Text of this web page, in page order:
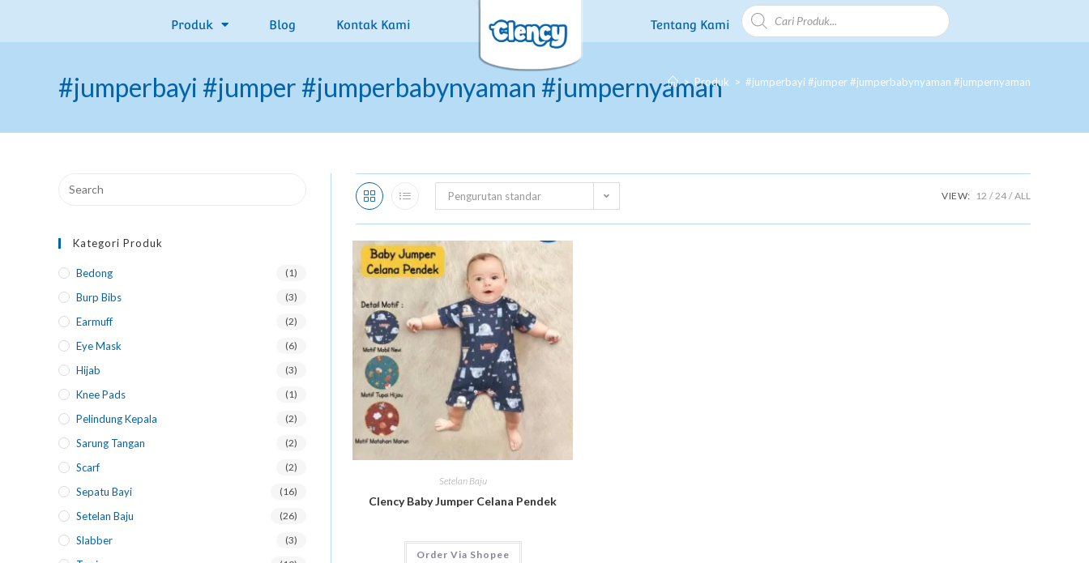
Produk Blog Kontak Kami Tentang Kami
#jumperbayi #jumper #jumperbabynyaman #jumpernyaman
> Produk > #jumperbayi #jumper #jumperbabynyaman #jumpernyaman
Pengurutan standar VIEW: 12 24 ALL
Setelan Baju
Clency Baby Jumper Celana Pendek
Order Via Shopee
Kategori Produk
Bedong (1)
Burp Bibs (3)
Earmuff (2)
Eye Mask (6)
Hijab (3)
Knee Pads (1)
Pelindung Kepala (2)
Sarung Tangan (2)
Scarf (2)
Sepatu Bayi (16)
Setelan Baju (26)
Slabber (3)